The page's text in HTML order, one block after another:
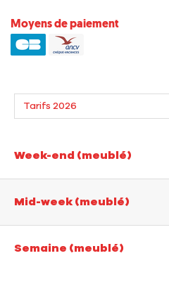
Moyens de paiement
Week-end (meublé)
Mid-week (meublé)
Semaine (meublé)